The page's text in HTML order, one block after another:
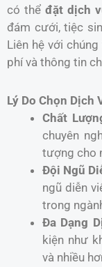
có thểđặt dịch
đám cưới, tiệc
Liên hệ với
phí và thông tin
Lý Do Chọn Dịch
Chất
chuyên
tượng cho
Đội Ngũ
ngũ diễn
trong
Đa Dạng
kiện như
và nhiều